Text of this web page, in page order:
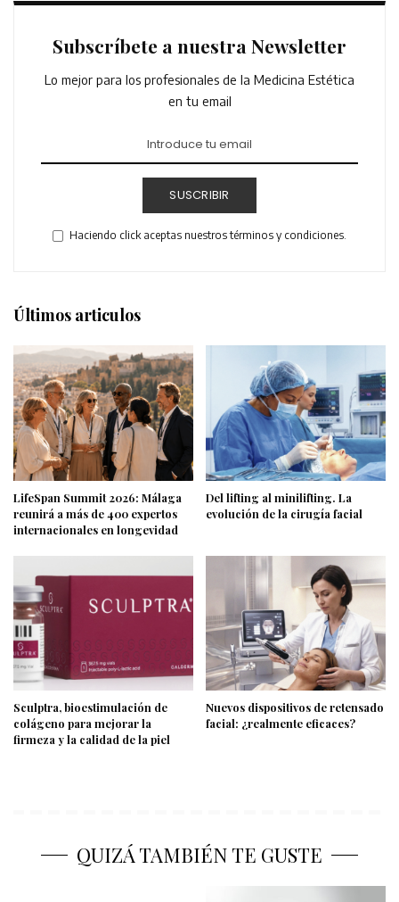
Subscríbete a nuestra Newsletter
Lo mejor para los profesionales de la Medicina Estética
en tu email
SUSCRIBIR
Haciendo click aceptas nuestros términos y condiciones.
Últimos articulos
LifeSpan Summit 2026: Málaga
reunirá a más de 400 expertos
internacionales en longevidad
Del lifting al minilifting. La
evolución de la cirugía facial
Sculptra, bioestimulación de
colágeno para mejorar la
firmeza y la calidad de la piel
Nuevos dispositivos de retensado
facial: ¿realmente eficaces?
QUIZÁ TAMBIÉN TE GUSTE